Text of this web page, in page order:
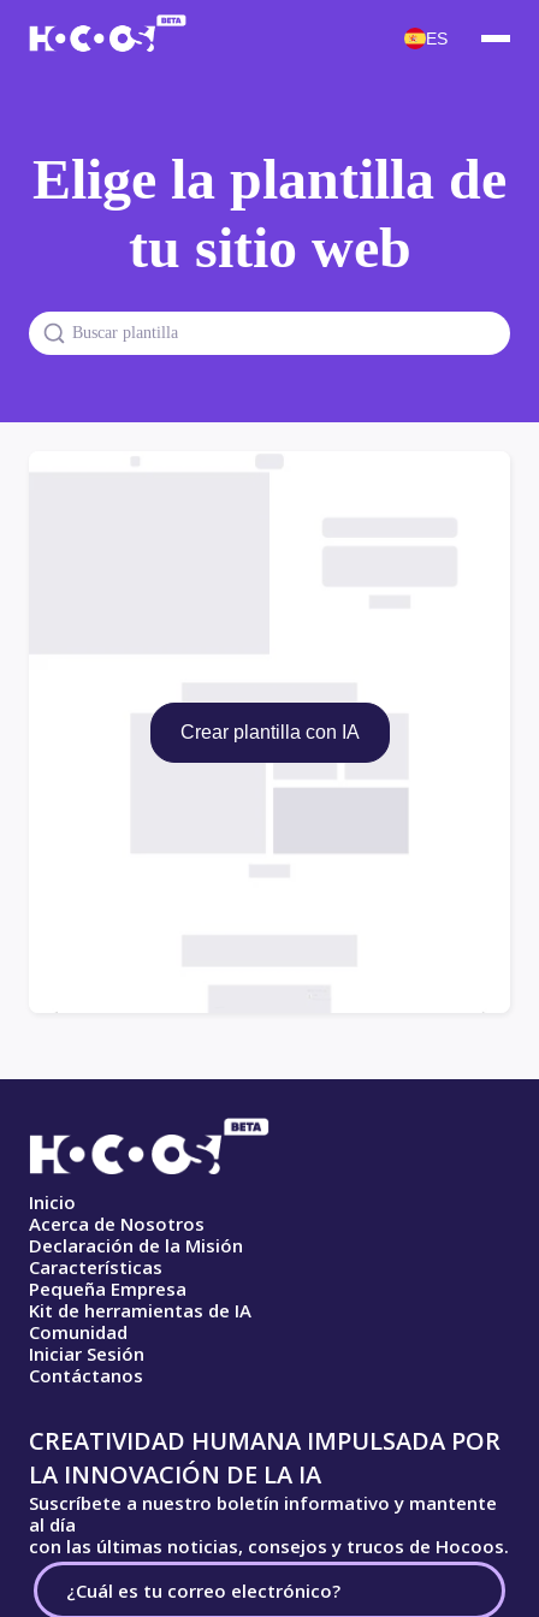
ES
Elige la plantilla de
tu sitio web
Crear plantilla con IA
Inicio
Acerca de Nosotros
Declaración de la Misión
Características
Pequeña Empresa
Kit de herramientas de IA
Comunidad
Iniciar Sesión
Contáctanos
CREATIVIDAD HUMANA IMPULSADA POR
LA INNOVACIÓN DE LA IA
Suscríbete a nuestro boletín informativo y mantente
al día
con las últimas noticias, consejos y trucos de Hocoos.